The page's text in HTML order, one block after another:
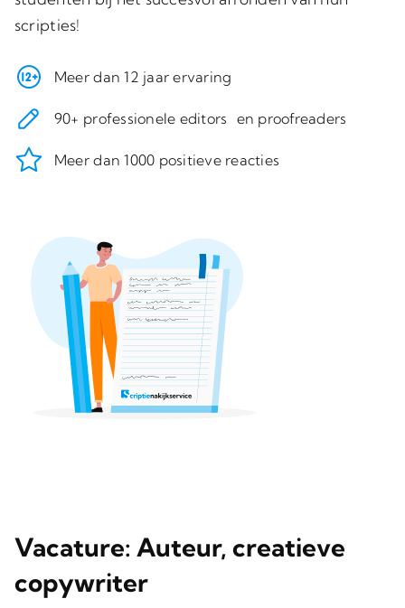
scripties!
Meer dan 12 jaar ervaring
90+ professionele editors en proofreaders
Meer dan 1000 positieve reacties
Vacature: Auteur, creatieve
copywriter